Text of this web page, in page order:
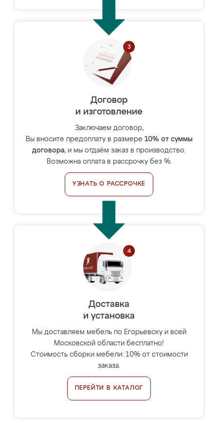
Договор
и изготовление
Заключаем договор,
Вы вносите предоплату в размере 10% от суммы
договора, и мы отдаём заказ в производство.
Возможна оплата в рассрочку без %.
УЗНАТЬ О РАССРОЧКЕ
Доставка
и установка
Мы доставляем мебель по Егорьевску и всей
Московской области бесплатно!
Стоимость сборки мебели: 10% от стоимости
заказа.
ПЕРЕЙТИ В КАТАЛОГ